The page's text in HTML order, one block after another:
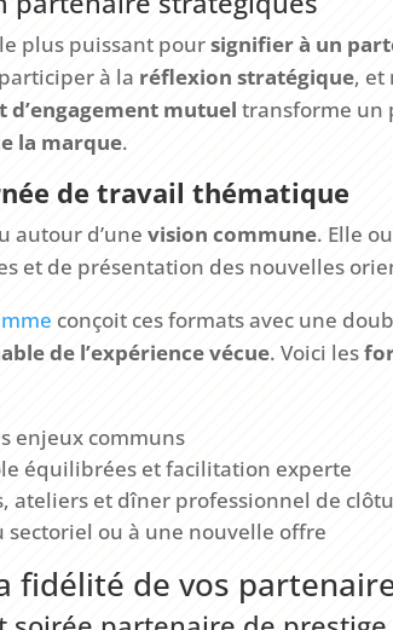
plus puissant poursignifier à un
à la réflexion stratégique, et
mutuel transforme un
la marque.
de travail thématique
autour d’une vision commune. Elle
et de présentation des nouvelles
conçoit ces formats avec une
de l’expérience vécue. Voici les
enjeux communs
équilibrées et facilitation experte
ateliers et dîner professionnel de
ou à une nouvelle offre
fidélité de vos